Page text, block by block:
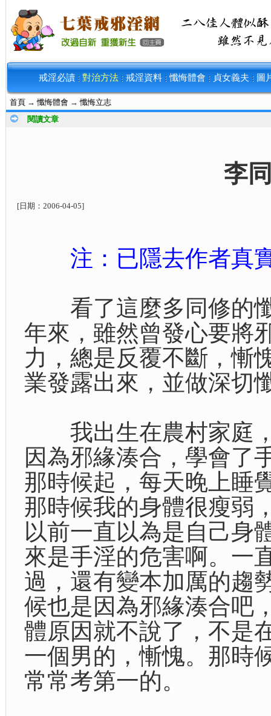
戒淫必讀 對治方法 戒淫資料 懺悔體會 貞女義夫 圖
首頁 →懺悔體會 →懺悔立志
閱讀文章
李
[日期： 2006-04-05]
注：已隱去作者真
看了這麼多同修的懺
年來，雖然曾發心要將
力，總是反覆不斷，慚
業發露出來，並做深切
我出生在農村家庭，
因為邪緣湊合，學會了
那時候起，每天晚上睡
那時候我的身體很瘦弱
以前一直以為是自己身
來是手淫的危害啊。一
過，還有變本加厲的趨
候也是因為邪緣湊合吧
體原因就不說了，不是
一個男的，慚愧。那時
常常考第一的。